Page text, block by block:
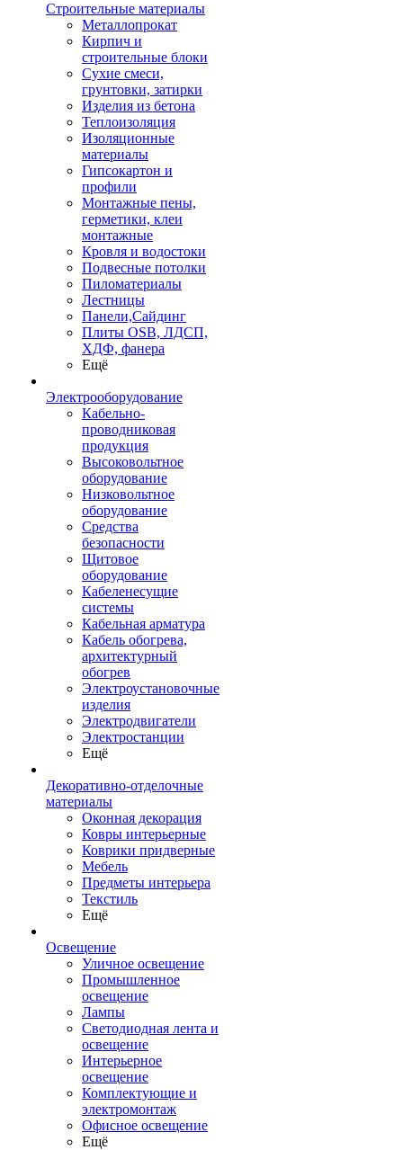
Строительные материалы
Металлопрокат
Кирпич и
строительные блоки
Сухие смеси,
грунтовки, затирки
Изделия из бетона
Теплоизоляция
Изоляционные
материалы
Гипсокартон и
профили
Монтажные пены,
герметики, клеи
монтажные
Кровля и водостоки
Подвесные потолки
Пиломатериалы
Лестницы
Панели,Сайдинг
Плиты OSB, ЛДСП,
ХДФ, фанера
Ещё
Электрооборудование
Кабельно-
проводниковая
продукция
Высоковольтное
оборудование
Низковольтное
оборудование
Средства
безопасности
Щитовое
оборудование
Кабеленесущие
системы
Кабельная арматура
Кабель обогрева,
архитектурный
обогрев
Электроустановочные
изделия
Электродвигатели
Электростанции
Ещё
Декоративно-отделочные
материалы
Оконная декорация
Ковры интерьерные
Коврики придверные
Мебель
Предметы интерьера
Текстиль
Ещё
Освещение
Уличное освещение
Промышленное
освещение
Лампы
Светодиодная лента и
освещение
Интерьерное
освещение
Комплектующие и
электромонтаж
Офисное освещение
Ещё